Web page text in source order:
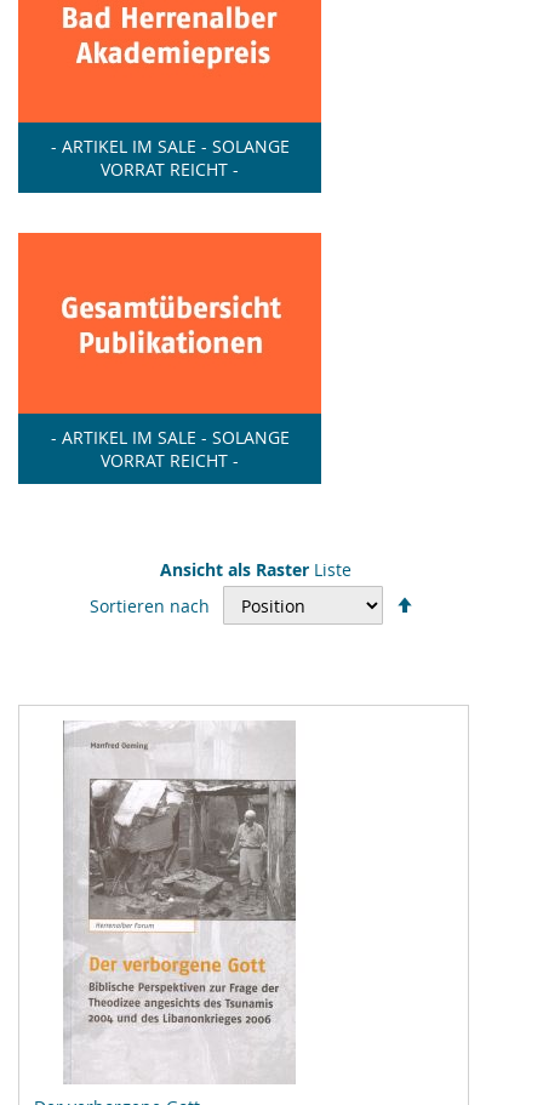
- ARTIKEL IM SALE - SOLANGE
VORRAT REICHT -
- ARTIKEL IM SALE - SOLANGE
VORRAT REICHT -
Ansicht als Raster Liste
Sortieren nach